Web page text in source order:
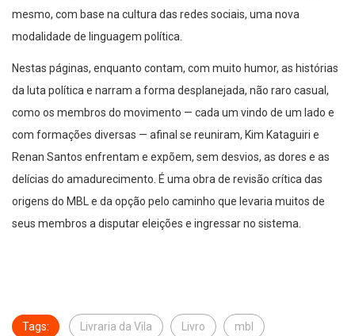
mesmo, com base na cultura das redes sociais, uma nova
modalidade de linguagem política.
Nestas páginas, enquanto contam, com muito humor, as histórias
da luta política e narram a forma desplanejada, não raro casual,
como os membros do movimento — cada um vindo de um lado e
com formações diversas — afinal se reuniram, Kim Kataguiri e
Renan Santos enfrentam e expõem, sem desvios, as dores e as
delícias do amadurecimento. É uma obra de revisão crítica das
origens do MBL e da opção pelo caminho que levaria muitos de
seus membros a disputar eleições e ingressar no sistema.
Tags: Livraria da Vila Livro mbl